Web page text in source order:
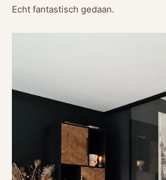
Echt fantastisch gedaan.